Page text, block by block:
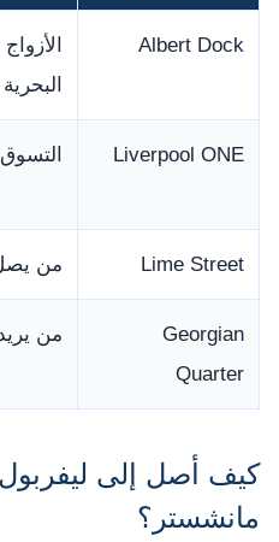
Albert Dock
البحرية
Liverpool ONE
Lime Street من يصل
Georgian
Quarter
من
كيف أصل إلى
مانشستر؟